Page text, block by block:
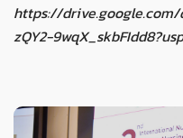
https://drive.google.com/
zQY2-